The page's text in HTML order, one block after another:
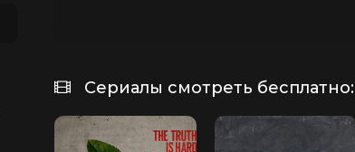
Сериалы смотреть бесплатно: